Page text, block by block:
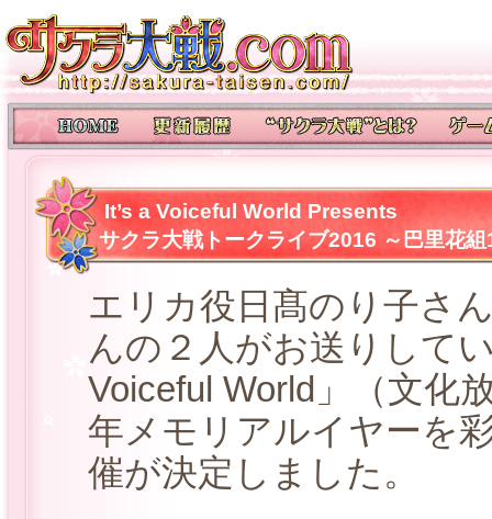
It’s a Voiceful World Presents
サクラ大戦トークライブ2016 ～巴里花
エリカ役日髙のり子さ
んの２人がお送りして
Voiceful World」（文化
年メモリアルイヤーを
催が決定しました。